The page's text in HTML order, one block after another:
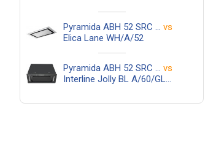
Pyramida ABH 52 SRC 1150 GWH vs
Elica Lane WH/A/52
Pyramida ABH 52 SRC 1150 GWH vs
Interline Jolly BL A/60/GL/K